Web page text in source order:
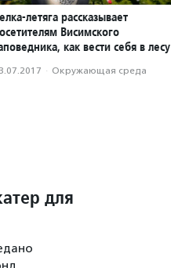
летяга рассказывает
Висимского
как вести себя в лесу
· Окружающая среда
для